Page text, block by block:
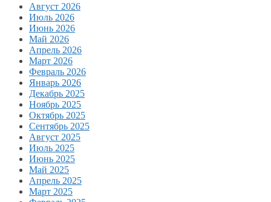
Август 2026
Июль 2026
Июнь 2026
Май 2026
Апрель 2026
Март 2026
Февраль 2026
Январь 2026
Декабрь 2025
Ноябрь 2025
Октябрь 2025
Сентябрь 2025
Август 2025
Июль 2025
Июнь 2025
Май 2025
Апрель 2025
Март 2025